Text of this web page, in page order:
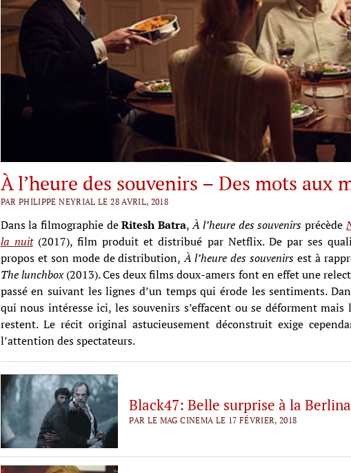
À l’heure des souvenirs – Des mots aux
PAR PHILIPPE NEYRIAL LE 28 AVRIL, 2018
Dans la filmographie deRitesh Batra,À l’heure des souvenirs précède
la nuit(2017), film produit et distribué par Netflix. De par ses
propos et son mode de distribution,À l’heure des souvenirs est à
The lunchbox(2013). Ces deux films doux-amers font en effet une
passé en suivant les lignes d’un temps qui érode les sentiments.
qui nous intéresse ici, les souvenirs s’effacent ou se déforment mais
restent. Le récit original astucieusement déconstruit exige
l’attention des spectateurs.
Black47: Belle surprise à la
PAR LE MAG CINEMA LE 17 FÉVRIER, 2018